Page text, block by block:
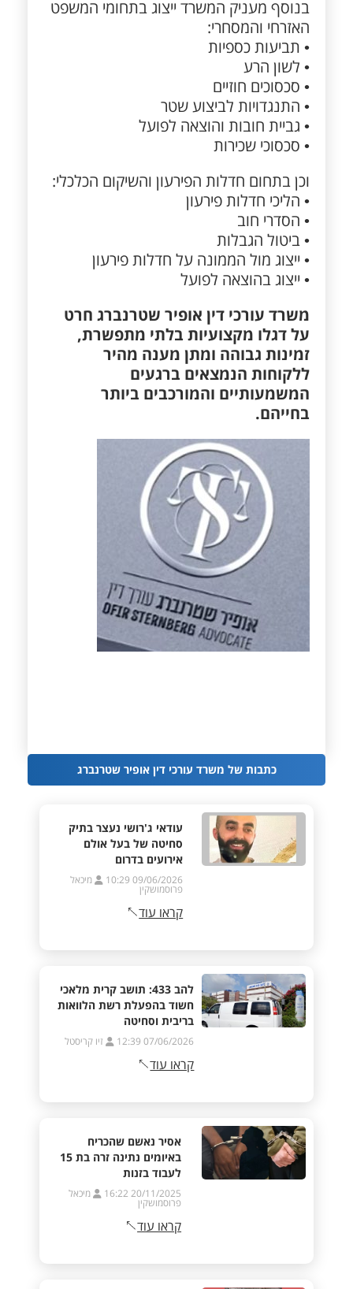
בנוסף מעניק המשרד ייצוג בתחומי המשפט
האזרחי והמסחרי:
• תביעות כספיות
• לשון הרע
• סכסוכים חוזיים
• התנגדויות לביצוע שטר
• גביית חובות והוצאה לפועל
• סכסוכי שכירות
וכן בתחום חדלות הפירעון והשיקום הכלכלי:
• הליכי חדלות פירעון
• הסדרי חוב
• ביטול הגבלות
• ייצוג מול הממונה על חדלות פירעון
• ייצוג בהוצאה לפועל
משרד עורכי דין אופיר שטרנברג חרט
על דגלו מקצועיות בלתי מתפשרת,
זמינות גבוהה ומתן מענה מהיר
ללקוחות הנמצאים ברגעים
המשמעותיים והמורכבים ביותר
בחייהם.
כתבות של משרד עורכי דין אופיר שטרנברג
עודאי ג'רושי נעצר בתיק
סחיטה של בעל אולם
אירועים בדרום
09/06/2026 10:29 מיכאל
פרוסמושקין
קראו עוד
להב 433: תושב קרית מלאכי
חשוד בהפעלת רשת הלוואות
בריבית וסחיטה
07/06/2026 12:39 זיו קריסטל
קראו עוד
אסיר נאשם שהכריח
באיומים נתינה זרה בת 15
לעבוד בזנות
20/11/2025 16:22 מיכאל
פרוסמושקין
קראו עוד